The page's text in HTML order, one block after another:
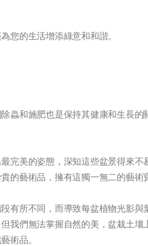
您的生活增添綠意和和諧。
蟲和施肥也是保持其健康和生長
美的姿態，深知這些盆景得來不
藝術品，擁有這獨一無二的藝術
有所不同，而導致每盆植物光影
我們無法掌握自然的美，盆栽土
術品。